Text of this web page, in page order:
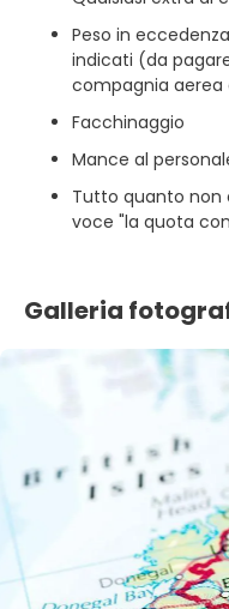
Peso in
indicati (da
compagnia aerea
Facchinaggio
Mance al
Tutto quanto non
voce "la quota
Galleria